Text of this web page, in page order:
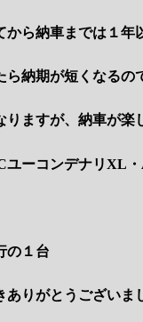
から納車までは１年
ら納期が短くなるの
りますが、納車が楽
ユーコンデナリXL
の１台
ありがとうございま